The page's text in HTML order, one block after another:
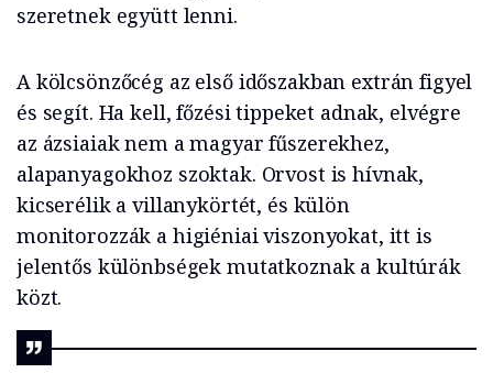
szeretnek együtt lenni.
A kölcsönzőcég az első időszakban extrán figyel
és segít. Ha kell, főzési tippeket adnak, elvégre
az ázsiaiak nem a magyar fűszerekhez,
alapanyagokhoz szoktak. Orvost is hívnak,
kicserélik a villanykörtét, és külön
monitorozzák a higiéniai viszonyokat, itt is
jelentős különbségek mutatkoznak a kultúrák
közt.